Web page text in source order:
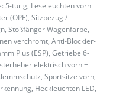
5-türig, Leseleuchten vorn
(OPF), Sitzbezug /
Stoßfänger Wagenfarbe,
verchromt, Anti-Blockier-
Plus (ESP), Getriebe 6-
elektrisch vorn +
Sportsitze vorn,
Heckleuchten LED,